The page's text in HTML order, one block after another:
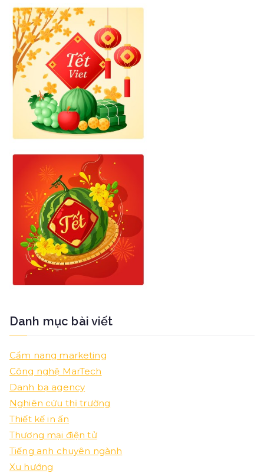
Danh mục bài viết
Cẩm nang marketing
Công nghệ MarTech
Danh bạ agency
Nghiên cứu thị trường
Thiết kế in ấn
Thương mại điện tử
Tiếng anh chuyên ngành
Xu hướng